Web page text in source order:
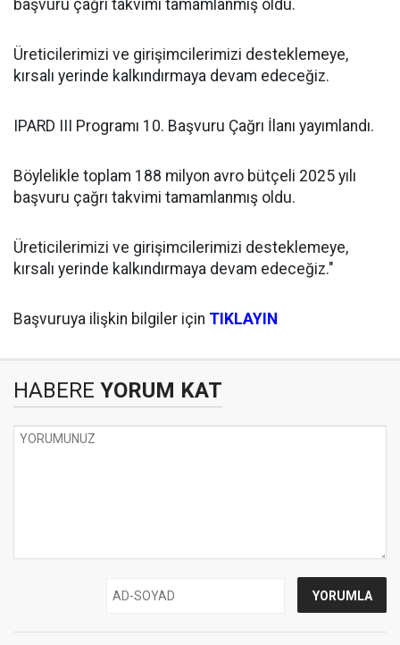
başvuru çağrı takvimi tamamlanmış oldu.
Üreticilerimizi ve girişimcilerimizi desteklemeye,
kırsalı yerinde kalkındırmaya devam edeceğiz.
IPARD III Programı 10. Başvuru Çağrı İlanı yayımlandı.
Böylelikle toplam 188 milyon avro bütçeli 2025 yılı
başvuru çağrı takvimi tamamlanmış oldu.
Üreticilerimizi ve girişimcilerimizi desteklemeye,
kırsalı yerinde kalkındırmaya devam edeceğiz."
Başvuruya ilişkin bilgiler için TIKLAYIN
HABERE YORUM KAT